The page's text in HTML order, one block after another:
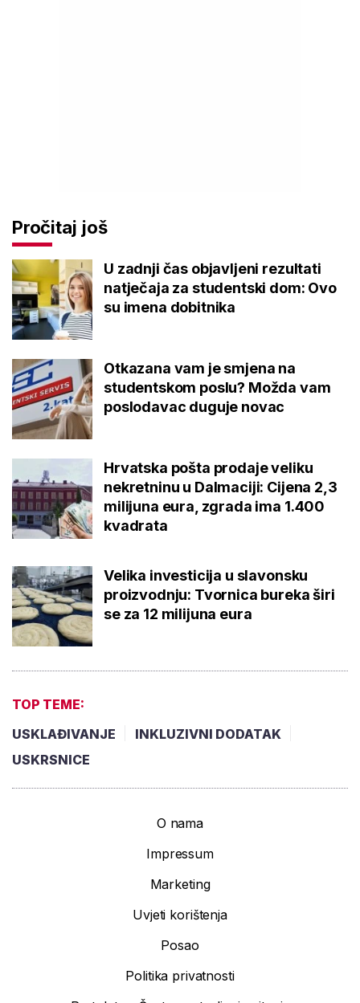
Pročitaj još
U zadnji čas objavljeni rezultati
natječaja za studentski dom: Ovo
su imena dobitnika
Otkazana vam je smjena na
studentskom poslu? Možda vam
poslodavac duguje novac
Hrvatska pošta prodaje veliku
nekretninu u Dalmaciji: Cijena 2,3
milijuna eura, zgrada ima 1.400
kvadrata
Velika investicija u slavonsku
proizvodnju: Tvornica bureka širi
se za 12 milijuna eura
TOP TEME:
USKLAĐIVANJE
INKLUZIVNI DODATAK
USKRSNICE
O nama
Impressum
Marketing
Uvjeti korištenja
Posao
Politika privatnosti